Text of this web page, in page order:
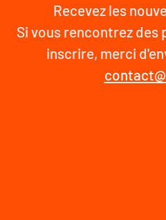
Recevez les
Si vous rencontrez des
inscrire, merci